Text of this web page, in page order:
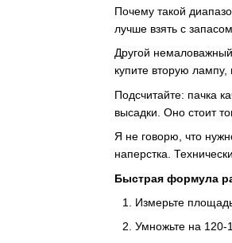
Почему такой
лучше взять с
Другой
купите вторую
Подсчитайте: пачка
высадки. Оно стоит
Я не говорю, что
наперстка.
Быстрая формула
Измерьте
Умножьте на 120-